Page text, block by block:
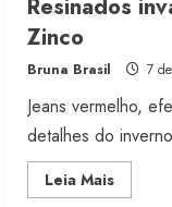
Resinados
Zinco
Bruna Brasil 7
Jeans vermelho,
detalhes do
Leia MaisRead
more